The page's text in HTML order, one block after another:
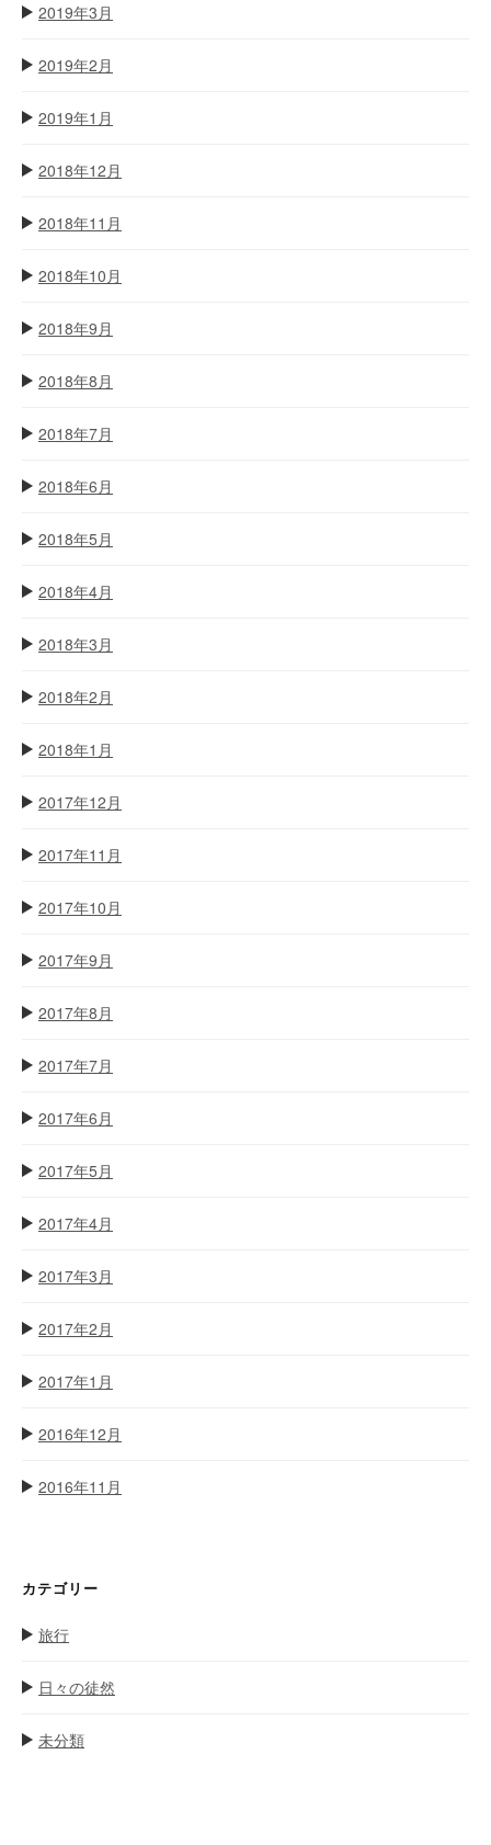
2019年3月
2019年2月
2019年1月
2018年12月
2018年11月
2018年10月
2018年9月
2018年8月
2018年7月
2018年6月
2018年5月
2018年4月
2018年3月
2018年2月
2018年1月
2017年12月
2017年11月
2017年10月
2017年9月
2017年8月
2017年7月
2017年6月
2017年5月
2017年4月
2017年3月
2017年2月
2017年1月
2016年12月
2016年11月
カテゴリー
旅行
日々の徒然
未分類